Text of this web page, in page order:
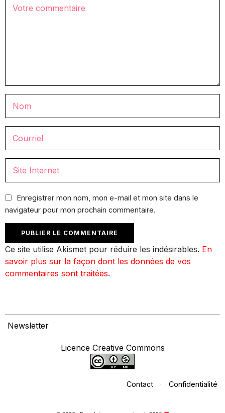
Enregistrer mon nom, mon e-mail et mon site dans le
navigateur pour mon prochain commentaire.
Ce site utilise Akismet pour réduire les indésirables. En
savoir plus sur la façon dont les données de vos
commentaires sont traitées.
Newsletter
Licence Creative Commons
Contact · Confidentialité